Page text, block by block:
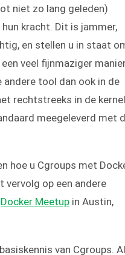
niet zo lang geleden)
kracht. Dit is jammer,
en stellen u in staat
veel fijnmaziger
tool dan ook in de
rechtstreeks in de kernel
meegeleverd met
hoe u Cgroups met
vervolg op een andere
Docker Meetup in Austin,
van Cgroups.